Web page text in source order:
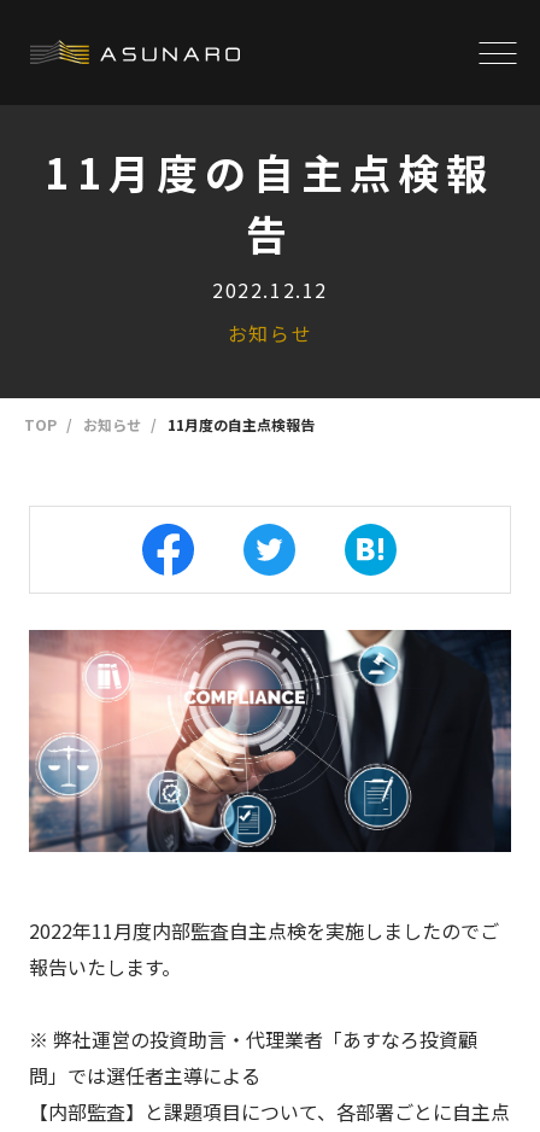
11月度の自主点検報
告
2022.12.12
お知らせ
TOP お知らせ 11月度の自主点検報告
2022年11月度内部監査自主点検を実施しましたのでご
報告いたします。
※ 弊社運営の投資助言・代理業者「あすなろ投資顧
問」では選任者主導による
【内部監査】と課題項目について、各部署ごとに自主点